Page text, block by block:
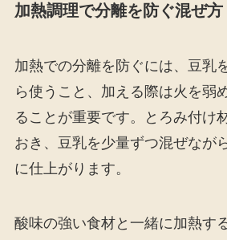
加熱調理で分離を防ぐ混ぜ方
加熱での分離を防ぐには、豆乳
ら使うこと、加える際は火を弱
ることが重要です。とろみ付け
おき、豆乳を少量ずつ混ぜなが
に仕上がります。
酸味の強い食材と一緒に加熱す